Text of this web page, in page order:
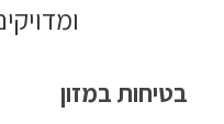
בטיחות במזון